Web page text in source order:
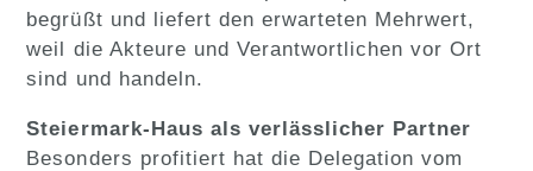
begrüßt und liefert den erwarteten Mehrwert,
weil die Akteure und Verantwortlichen vor Ort
sind und handeln.
Steiermark-Haus als verlässlicher Partner
Besonders profitiert hat die Delegation vom